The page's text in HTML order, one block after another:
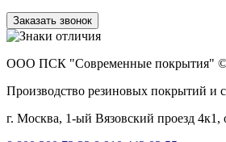
Заказать звонок
ООО ПСК "Современные покрытия"
Производство резиновых покрытий и
г. Москва, 1-ый Вязовский проезд 4к1,